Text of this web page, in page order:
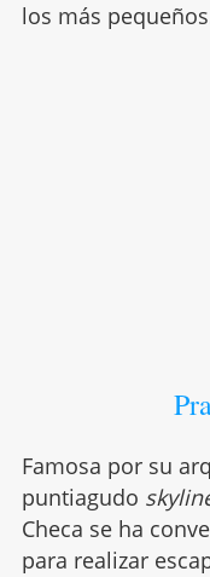
los más
Famosa por su
puntiagudo
Checa se ha
para realizar